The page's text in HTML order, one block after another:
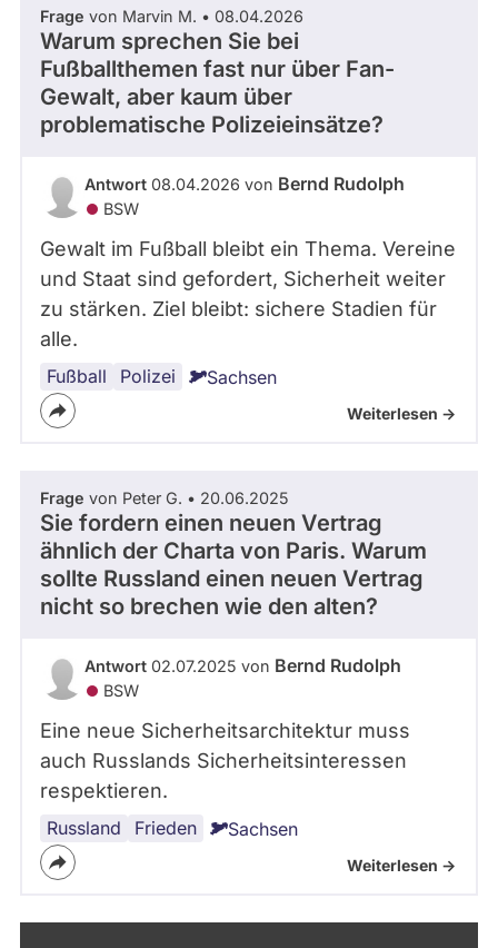
Kandidaturen
und
Mandaten
werden
nicht
berücksichtigt.
Thema
- Alle -
Frage von Marvin M. • 08.04.2026
Warum sprechen Sie bei
Fußballthemen fast nur über Fan-
Gewalt, aber kaum über
problematische Polizeieinsätze?
Antwort 08.04.2026 von Bernd Rudolph
BSW
Gewalt im Fußball bleibt ein Thema. Vereine
und Staat sind gefordert, Sicherheit weiter
zu stärken. Ziel bleibt: sichere Stadien für
alle.
Fußball Polizei Sachsen
Weiterlesen ->
Frage von Peter G. • 20.06.2025
Sie fordern einen neuen Vertrag
ähnlich der Charta von Paris. Warum
sollte Russland einen neuen Vertrag
nicht so brechen wie den alten?
Antwort 02.07.2025 von Bernd Rudolph
BSW
Eine neue Sicherheitsarchitektur muss
auch Russlands Sicherheitsinteressen
respektieren.
Russland Frieden Sachsen
Weiterlesen ->